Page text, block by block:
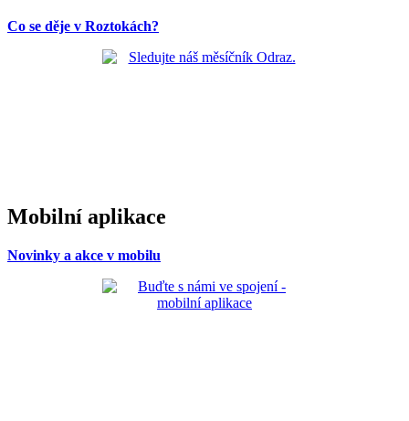
Co se děje v Roztokách?
Mobilní aplikace
Novinky a akce v mobilu